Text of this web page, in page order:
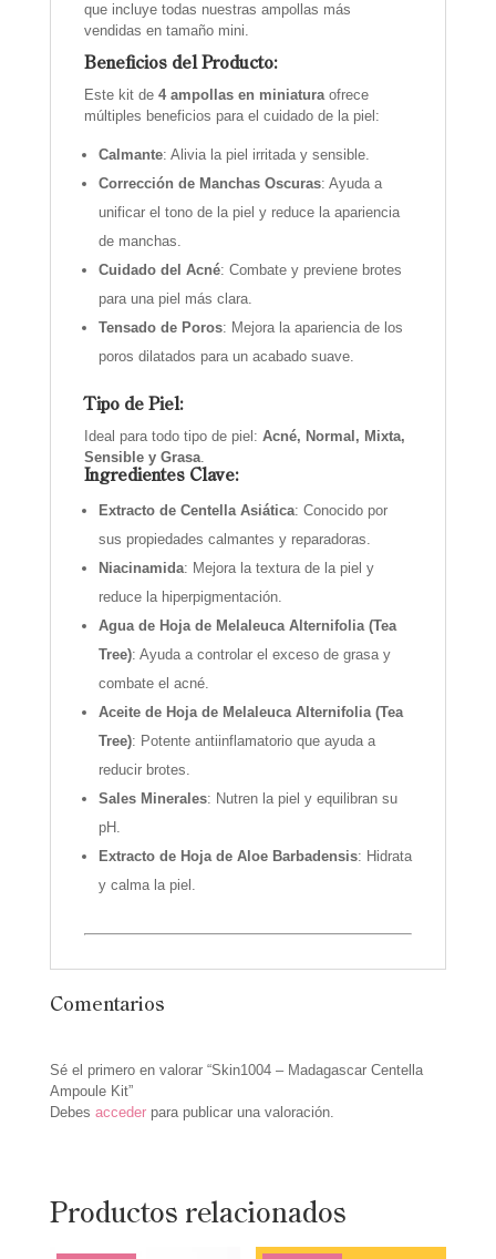
que incluye todas nuestras ampollas más
vendidas en tamaño mini.
Beneficios del Producto:
Este kit de 4 ampollas en miniaturaofrece
múltiples beneficios para el cuidado de la piel:
Calmante: Alivia la piel irritada y sensible.
Corrección de Manchas Oscuras: Ayuda a
unificar el tono de la piel y reduce la apariencia
de manchas.
Cuidado del Acné: Combate y previene brotes
para una piel más clara.
Tensado de Poros: Mejora la apariencia de los
poros dilatados para un acabado suave.
Tipo de Piel:
Ideal para todo tipo de piel: Acné, Normal, Mixta,
Sensible y Grasa.
Ingredientes Clave:
Extracto de Centella Asiática: Conocido por
sus propiedades calmantes y reparadoras.
Niacinamida: Mejora la textura de la piel y
reduce la hiperpigmentación.
Agua de Hoja de Melaleuca Alternifolia (Tea
Tree): Ayuda a controlar el exceso de grasa y
combate el acné.
Aceite de Hoja de Melaleuca Alternifolia (Tea
Tree): Potente antiinflamatorio que ayuda a
reducir brotes.
Sales Minerales: Nutren la piel y equilibran su
pH.
Extracto de Hoja de Aloe Barbadensis: Hidrata
y calma la piel.
Comentarios
Sé el primero en valorar “Skin1004 – Madagascar Centella
Ampoule Kit”
Debes accederpara publicar una valoración.
Productos relacionados